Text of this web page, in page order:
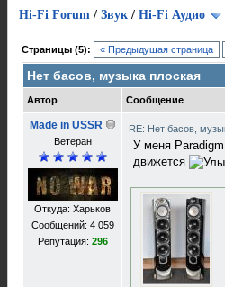
Hi-Fi Forum / Звук / Hi-Fi Аудио
Страницы (5): « Предыдущая страница
Нет басов, музыка плоская
Автор Сообщение
Made in USSR
Ветеран
Откуда: Харьков
Сообщений: 4 059
Репутация: 296
RE: Нет басов,
У меня
движется